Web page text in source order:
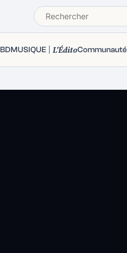
BDMUSIQUE L'ÉditoCommunauté